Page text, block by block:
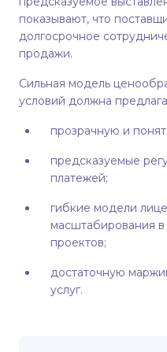
показывают, что
долгосрочное
продажи.
Сильная модель
условий должна
прозрачную и
предсказуемые
платежей;
гибкие модели
масштабирования
проектов;
достаточную
услуг.